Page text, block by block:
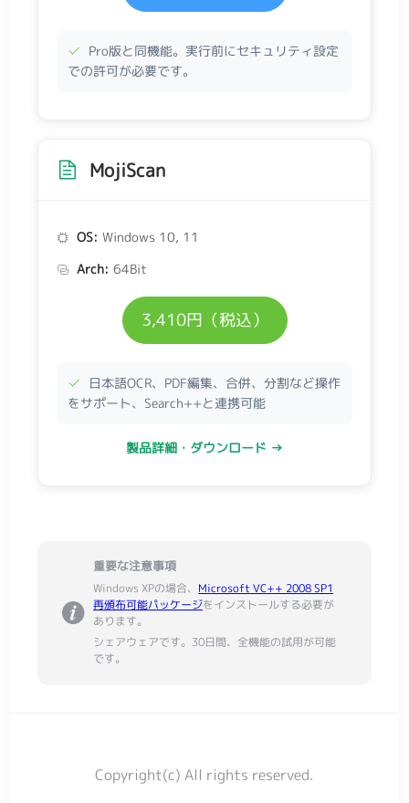
Pro版と同機能。実行前にセキュリティ設定
での許可が必要です。
MojiScan
OS: Windows 10, 11
Arch: 64Bit
3,410円（税込）
日本語OCR、PDF編集、合併、分割など操作
をサポート、Search++と連携可能
製品詳細・ダウンロード →
重要な注意事項
Windows XPの場合、 Microsoft VC++ 2008 SP1
再頒布可能パッケージをインストールする必要が
あります。
シェアウェアです。30日間、全機能の試用が可能
です。
Copyright(c) All rights reserved.